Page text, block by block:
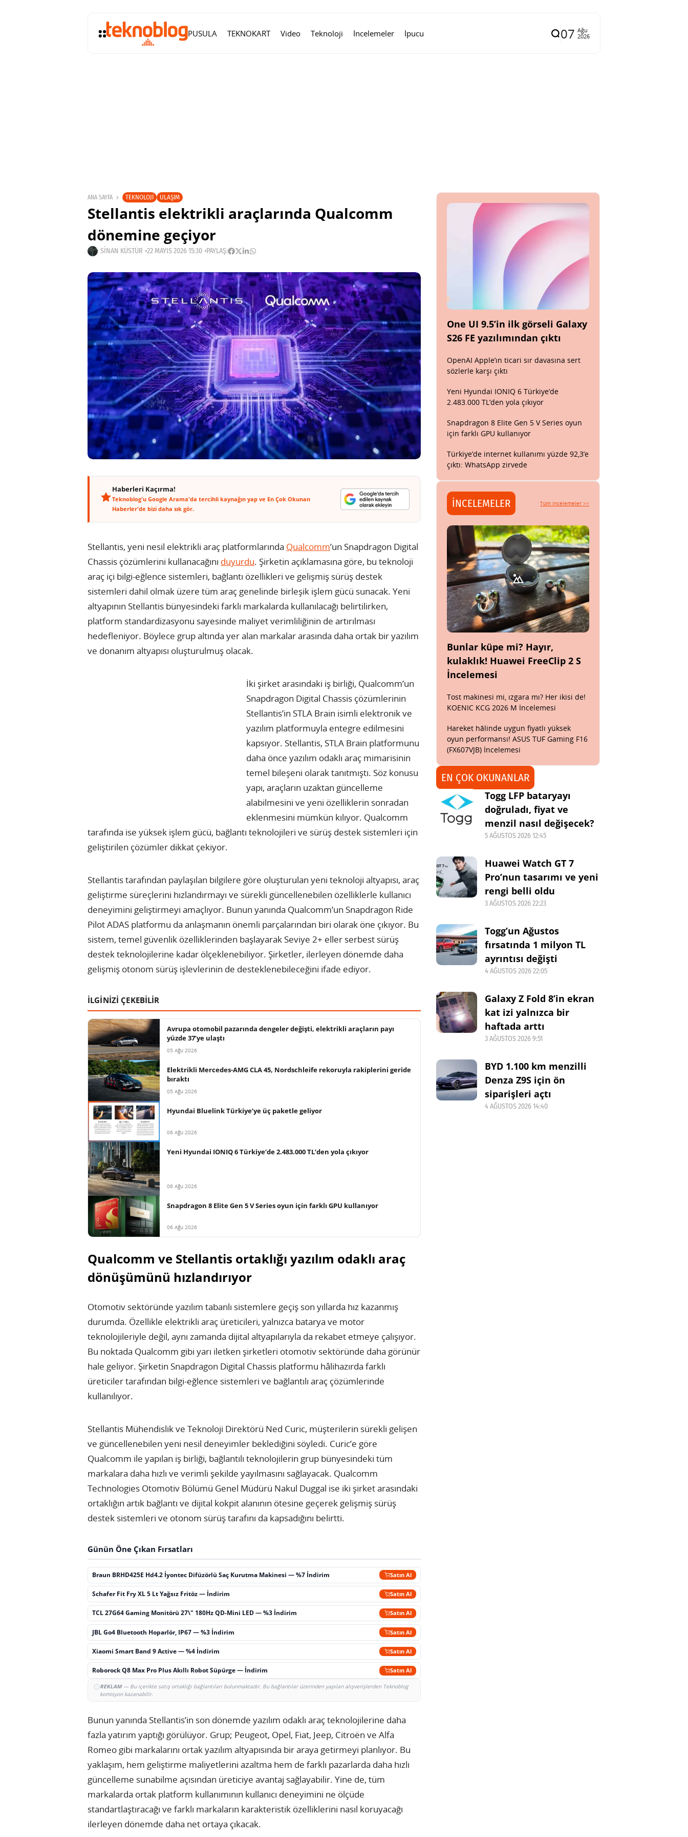
PUSULA TEKNOKART Video Teknoloji İncelemeler İpucu 07 Ağu
2026
ANA SAYFA TEKNOLOJI ULAŞIM
Stellantis elektrikli araçlarında Qualcomm
dönemine geçiyor
SINAN KÜSTÜR 22 MAYIS 2026 15:30 PAYLAŞ:
Haberleri Kaçırma!
Teknoblog'u Google Arama'da tercihli kaynağın yap ve En Çok Okunan
Haberler'de bizi daha sık gör.
Stellantis, yeni nesil elektrikli araç platformlarında Qualcomm’un Snapdragon Digital
Chassis çözümlerini kullanacağını duyurdu. Şirketin açıklamasına göre, bu teknoloji
araç içi bilgi-eğlence sistemleri, bağlantı özellikleri ve gelişmiş sürüş destek
sistemleri dahil olmak üzere tüm araç genelinde birleşik işlem gücü sunacak. Yeni
altyapının Stellantis bünyesindeki farklı markalarda kullanılacağı belirtilirken,
platform standardizasyonu sayesinde maliyet verimliliğinin de artırılması
hedefleniyor. Böylece grup altında yer alan markalar arasında daha ortak bir yazılım
ve donanım altyapısı oluşturulmuş olacak.
İki şirket arasındaki iş birliği, Qualcomm’un
Snapdragon Digital Chassis çözümlerinin
Stellantis’in STLA Brain isimli elektronik ve
yazılım platformuyla entegre edilmesini
kapsıyor. Stellantis, STLA Brain platformunu
daha önce yazılım odaklı araç mimarisinin
temel bileşeni olarak tanıtmıştı. Söz konusu
yapı, araçların uzaktan güncelleme
alabilmesini ve yeni özelliklerin sonradan
eklenmesini mümkün kılıyor. Qualcomm
tarafında ise yüksek işlem gücü, bağlantı teknolojileri ve sürüş destek sistemleri için
geliştirilen çözümler dikkat çekiyor.
Stellantis tarafından paylaşılan bilgilere göre oluşturulan yeni teknoloji altyapısı, araç
geliştirme süreçlerini hızlandırmayı ve sürekli güncellenebilen özelliklerle kullanıcı
deneyimini geliştirmeyi amaçlıyor. Bunun yanında Qualcomm’un Snapdragon Ride
Pilot ADAS platformu da anlaşmanın önemli parçalarından biri olarak öne çıkıyor. Bu
sistem, temel güvenlik özelliklerinden başlayarak Seviye 2+ eller serbest sürüş
destek teknolojilerine kadar ölçeklenebiliyor. Şirketler, ilerleyen dönemde daha
gelişmiş otonom sürüş işlevlerinin de desteklenebileceğini ifade ediyor.
İLGİNİZİ ÇEKEBİLİR
Avrupa otomobil pazarında dengeler değişti, elektrikli araçların payı
yüzde 37’ye ulaştı
05 Ağu 2026
Elektrikli Mercedes-AMG CLA 45, Nordschleife rekoruyla rakiplerini geride
bıraktı
05 Ağu 2026
Hyundai Bluelink Türkiye’ye üç paketle geliyor
06 Ağu 2026
Yeni Hyundai IONIQ 6 Türkiye’de 2.483.000 TL’den yola çıkıyor
06 Ağu 2026
Snapdragon 8 Elite Gen 5 V Series oyun için farklı GPU kullanıyor
06 Ağu 2026
Qualcomm ve Stellantis ortaklığı yazılım odaklı araç
dönüşümünü hızlandırıyor
Otomotiv sektöründe yazılım tabanlı sistemlere geçiş son yıllarda hız kazanmış
durumda. Özellikle elektrikli araç üreticileri, yalnızca batarya ve motor
teknolojileriyle değil, aynı zamanda dijital altyapılarıyla da rekabet etmeye çalışıyor.
Bu noktada Qualcomm gibi yarı iletken şirketleri otomotiv sektöründe daha görünür
hale geliyor. Şirketin Snapdragon Digital Chassis platformu hâlihazırda farklı
üreticiler tarafından bilgi-eğlence sistemleri ve bağlantılı araç çözümlerinde
kullanılıyor.
Stellantis Mühendislik ve Teknoloji Direktörü Ned Curic, müşterilerin sürekli gelişen
ve güncellenebilen yeni nesil deneyimler beklediğini söyledi. Curic’e göre
Qualcomm ile yapılan iş birliği, bağlantılı teknolojilerin grup bünyesindeki tüm
markalara daha hızlı ve verimli şekilde yayılmasını sağlayacak. Qualcomm
Technologies Otomotiv Bölümü Genel Müdürü Nakul Duggal ise iki şirket arasındaki
ortaklığın artık bağlantı ve dijital kokpit alanının ötesine geçerek gelişmiş sürüş
destek sistemleri ve otonom sürüş tarafını da kapsadığını belirtti.
Günün Öne Çıkan Fırsatları
Braun BRHD425E Hd4.2 İyontec Difüzörlü Saç Kurutma Makinesi — %7 İndirim Satın Al
Schafer Fit Fry XL 5 Lt Yağsız Fritöz — İndirim Satın Al
TCL 27G64 Gaming Monitörü 27\" 180Hz QD-Mini LED — %3 İndirim Satın Al
JBL Go4 Bluetooth Hoparlör, IP67 — %3 İndirim Satın Al
Xiaomi Smart Band 9 Active — %4 İndirim Satın Al
Roborock Q8 Max Pro Plus Akıllı Robot Süpürge — İndirim Satın Al
REKLAM— Bu içerikte satış ortaklığı bağlantıları bulunmaktadır. Bu bağlantılar üzerinden yapılan alışverişlerden Teknoblog
komisyon kazanabilir.
Bunun yanında Stellantis’in son dönemde yazılım odaklı araç teknolojilerine daha
fazla yatırım yaptığı görülüyor. Grup; Peugeot, Opel, Fiat, Jeep, Citroën ve Alfa
Romeo gibi markalarını ortak yazılım altyapısında bir araya getirmeyi planlıyor. Bu
yaklaşım, hem geliştirme maliyetlerini azaltma hem de farklı pazarlarda daha hızlı
güncelleme sunabilme açısından üreticiye avantaj sağlayabilir. Yine de, tüm
markalarda ortak platform kullanımının kullanıcı deneyimini ne ölçüde
standartlaştıracağı ve farklı markaların karakteristik özelliklerini nasıl koruyacağı
ilerleyen dönemde daha net ortaya çıkacak.
One UI 9.5’in ilk görseli Galaxy
S26 FE yazılımından çıktı
OpenAI Apple’ın ticari sır davasına sert
sözlerle karşı çıktı
Yeni Hyundai IONIQ 6 Türkiye’de
2.483.000 TL’den yola çıkıyor
Snapdragon 8 Elite Gen 5 V Series oyun
için farklı GPU kullanıyor
Türkiye’de internet kullanımı yüzde 92,3’e
çıktı: WhatsApp zirvede
İNCELEMELER Tüm incelemeler >>
Bunlar küpe mi? Hayır,
kulaklık! Huawei FreeClip 2 S
İncelemesi
Tost makinesi mi, ızgara mı? Her ikisi de!
KOENIC KCG 2026 M İncelemesi
Hareket hâlinde uygun fiyatlı yüksek
oyun performansı! ASUS TUF Gaming F16
(FX607VJB) İncelemesi
EN ÇOK OKUNANLAR
Togg LFP bataryayı
doğruladı, fiyat ve
menzil nasıl değişecek?
5 AĞUSTOS 2026 12:45
Huawei Watch GT 7
Pro’nun tasarımı ve yeni
rengi belli oldu
3 AĞUSTOS 2026 22:23
Togg’un Ağustos
fırsatında 1 milyon TL
ayrıntısı değişti
4 AĞUSTOS 2026 22:05
Galaxy Z Fold 8’in ekran
kat izi yalnızca bir
haftada arttı
3 AĞUSTOS 2026 9:51
BYD 1.100 km menzilli
Denza Z9S için ön
siparişleri açtı
4 AĞUSTOS 2026 14:40